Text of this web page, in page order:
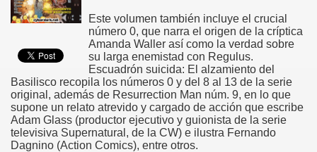
Este volumen también incluye el crucial
número 0, que narra el origen de la críptica
Amanda Waller así como la verdad sobre
su larga enemistad con Regulus.
Escuadrón suicida: El alzamiento del
Basilisco recopila los números 0 y del 8 al 13 de la serie
original, además de Resurrection Man núm. 9, en lo que
supone un relato atrevido y cargado de acción que escribe
Adam Glass (productor ejecutivo y guionista de la serie
televisiva Supernatural, de la CW) e ilustra Fernando
Dagnino (Action Comics), entre otros.